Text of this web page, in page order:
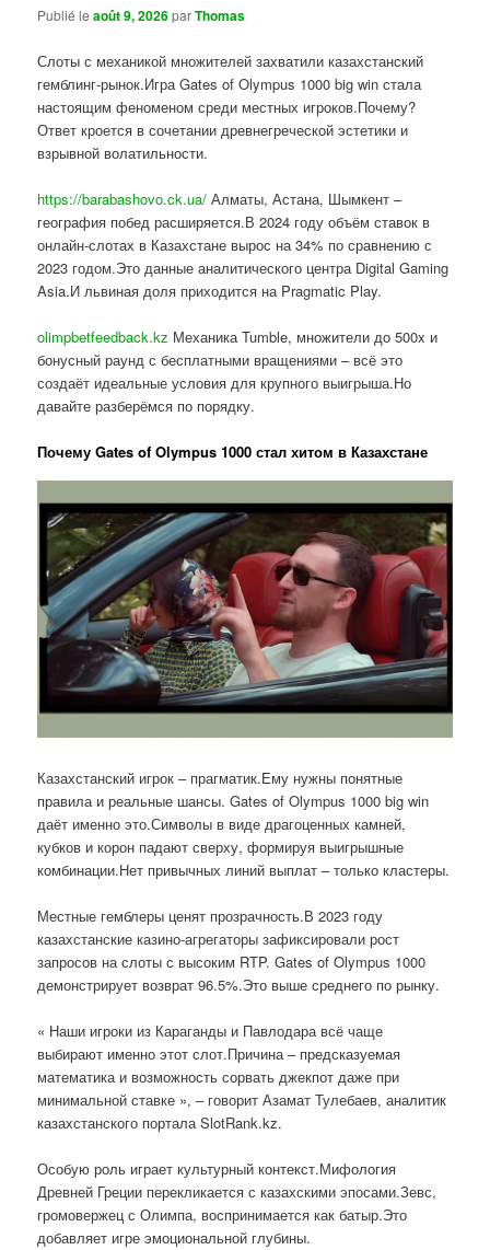
Publié leaoût 9, 2026parThomas
Слоты с механикой множителей захватили казахстанский
гемблинг-рынок.Игра Gates of Olympus 1000 big win стала
настоящим феноменом среди местных игроков.Почему?
Ответ кроется в сочетании древнегреческой эстетики и
взрывной волатильности.
https://barabashovo.ck.ua/ Алматы, Астана, Шымкент –
география побед расширяется.В 2024 году объём ставок в
онлайн-слотах в Казахстане вырос на 34% по сравнению с
2023 годом.Это данные аналитического центра Digital Gaming
Asia.И львиная доля приходится на Pragmatic Play.
olimpbetfeedback.kz Механика Tumble, множители до 500x и
бонусный раунд с бесплатными вращениями – всё это
создаёт идеальные условия для крупного выигрыша.Но
давайте разберёмся по порядку.
Почему Gates of Olympus 1000 стал хитом в Казахстане
Казахстанский игрок – прагматик.Ему нужны понятные
правила и реальные шансы. Gates of Olympus 1000 big win
даёт именно это.Символы в виде драгоценных камней,
кубков и корон падают сверху, формируя выигрышные
комбинации.Нет привычных линий выплат – только кластеры.
Местные гемблеры ценят прозрачность.В 2023 году
казахстанские казино-агрегаторы зафиксировали рост
запросов на слоты с высоким RTP. Gates of Olympus 1000
демонстрирует возврат 96.5%.Это выше среднего по рынку.
« Наши игроки из Караганды и Павлодара всё чаще
выбирают именно этот слот.Причина – предсказуемая
математика и возможность сорвать джекпот даже при
минимальной ставке », – говорит Азамат Тулебаев, аналитик
казахстанского портала SlotRank.kz.
Особую роль играет культурный контекст.Мифология
Древней Греции перекликается с казахскими эпосами.Зевс,
громовержец с Олимпа, воспринимается как батыр.Это
добавляет игре эмоциональной глубины.